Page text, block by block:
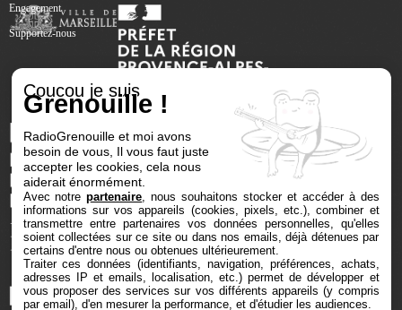
Engagement
Supportez-nous
Coucou je suis
Grenouille !
RadioGrenouille et moi avons
besoin de vous, Il vous faut juste
accepter les cookies, cela nous
aiderait énormément.
Avec notrepartenaire , nous souhaitons stocker et accéder à des
informations sur vos appareils (cookies, pixels, etc.), combiner et
transmettre entre partenaires vos données personnelles, qu'elles
soient collectées sur ce site ou dans nos emails, déjà détenues par
certains d'entre nous ou obtenues ultérieurement.
Traiter ces données (identifiants, navigation, préférences, achats,
adresses IP et emails, localisation, etc.) permet de développer et
vous proposer des services sur vos différents appareils (y compris
par email), d'en mesurer la performance, et d'étudier les audiences.